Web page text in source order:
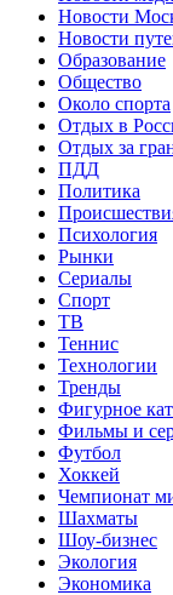
Новости
Новости
Образование
Общество
Около спорта
Отдых в
Отдых за
ПДД
Политика
Психология
Рынки
Сериалы
Спорт
ТВ
Теннис
Технологии
Тренды
Фигурное
Фильмы и
Футбол
Хоккей
Чемпионат
Шахматы
Шоу-бизнес
Экология
Экономика